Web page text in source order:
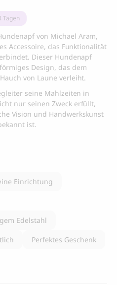
Tagen
von Michael Aram,
Accessoire, das Funktionalität
Dieser Hundenapf
Design, das dem
von Laune verleiht.
seine Mahlzeiten in
nur seinen Zweck erfüllt,
Vision und Handwerkskunst
ist.
Einrichtung
Edelstahl
Perfektes Geschenk